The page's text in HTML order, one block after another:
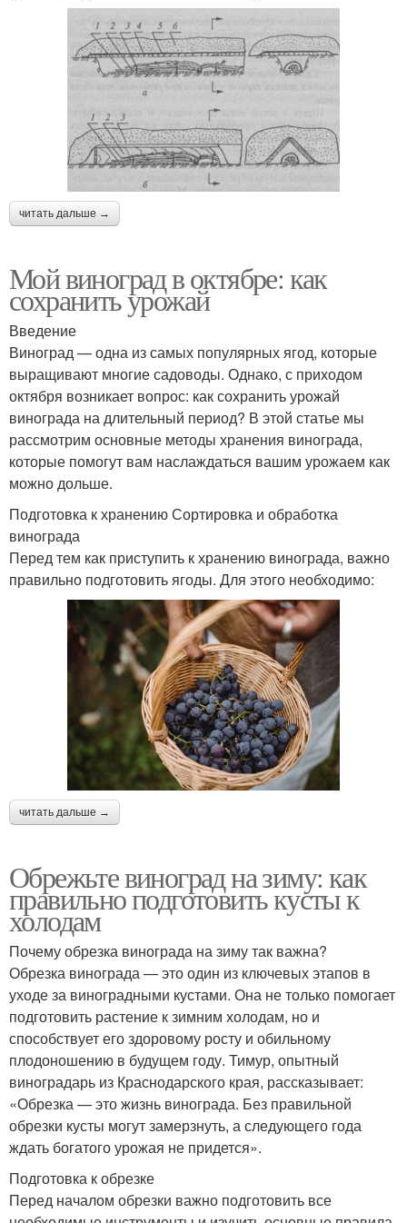
читать дальше →
Мой виноград в октябре: как
сохранить урожай
Введение
Виноград — одна из самых популярных ягод, которые
выращивают многие садоводы. Однако, с приходом
октября возникает вопрос: как сохранить урожай
винограда на длительный период? В этой статье мы
рассмотрим основные методы хранения винограда,
которые помогут вам наслаждаться вашим урожаем как
можно дольше.
Подготовка к хранению Сортировка и обработка
винограда
Перед тем как приступить к хранению винограда, важно
правильно подготовить ягоды. Для этого необходимо:
читать дальше →
Обрежьте виноград на зиму: как
правильно подготовить кусты к
холодам
Почему обрезка винограда на зиму так важна?
Обрезка винограда — это один из ключевых этапов в
уходе за виноградными кустами. Она не только помогает
подготовить растение к зимним холодам, но и
способствует его здоровому росту и обильному
плодоношению в будущем году. Тимур, опытный
виноградарь из Краснодарского края, рассказывает:
«Обрезка — это жизнь винограда. Без правильной
обрезки кусты могут замерзнуть, а следующего года
ждать богатого урожая не придется».
Подготовка к обрезке
Перед началом обрезки важно подготовить все